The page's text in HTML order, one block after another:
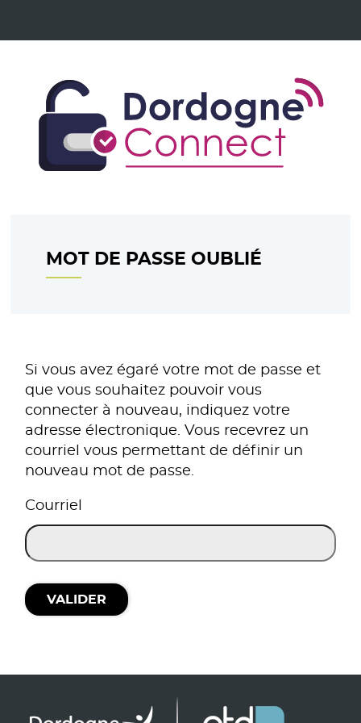
MOT DE PASSE OUBLIÉ
Si vous avez égaré votre mot de passe et
que vous souhaitez pouvoir vous
connecter à nouveau, indiquez votre
adresse électronique. Vous recevrez un
courriel vous permettant de définir un
nouveau mot de passe.
Courriel
VALIDER